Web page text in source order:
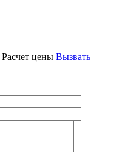
Расчет цены Вызвать